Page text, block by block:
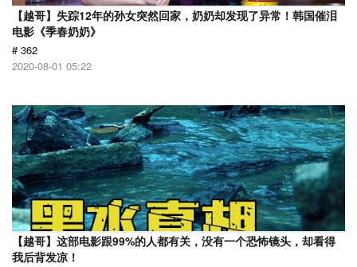
【越哥】失踪12年的孙女突然回家，奶奶却发现了异常！韩国催泪
电影《季春奶奶》
# 362
2020-08-01 05:22
【越哥】这部电影跟99%的人都有关，没有一个恐怖镜头，却看得
我后背发凉！